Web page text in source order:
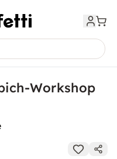
Workshop